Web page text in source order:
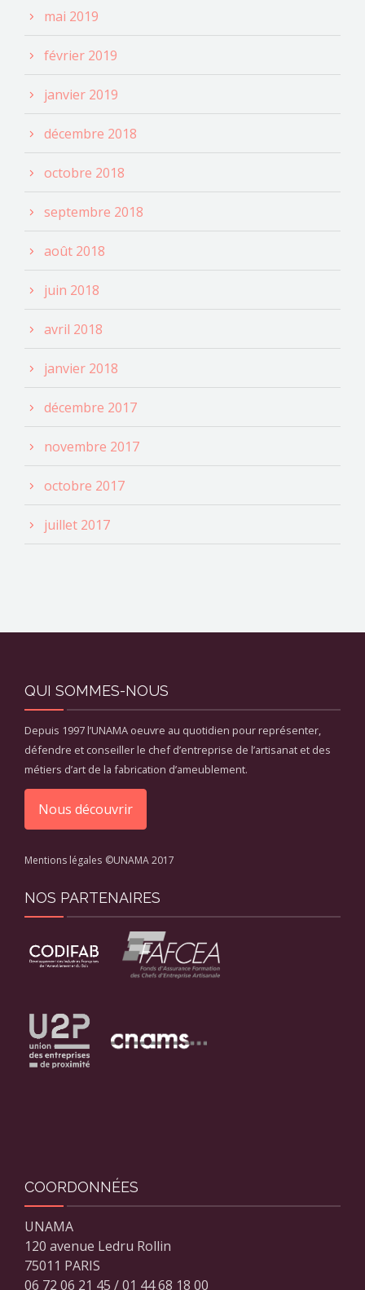
mai 2019
février 2019
janvier 2019
décembre 2018
octobre 2018
septembre 2018
août 2018
juin 2018
avril 2018
janvier 2018
décembre 2017
novembre 2017
octobre 2017
juillet 2017
QUI SOMMES-NOUS
Depuis 1997 l’UNAMA oeuvre au quotidien pour représenter,
défendre et conseiller le chef d’entreprise de l’artisanat et des
métiers d’art de la fabrication d’ameublement.
Nous découvrir
Mentions légales ©UNAMA 2017
NOS PARTENAIRES
COORDONNÉES
UNAMA
120 avenue Ledru Rollin
75011 PARIS
06 72 06 21 45 / 01 44 68 18 00